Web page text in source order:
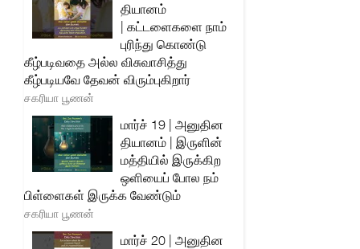
தியானம்
| கட்டளைகளை நாம்
புரிந்து கொண்டு
கீழ்படிவதை அல்ல விசுவாசித்து
கீழ்படியவே தேவன் விரும்புகிறார்
சகரியா பூணன்
மார்ச் 19 | அனுதின
தியானம் | இருளின்
மத்தியில் இருக்கிற
ஒளியைப் போல நம்
பிள்ளைகள் இருக்க வேண்டும்
சகரியா பூணன்
மார்ச் 20 | அனுதின